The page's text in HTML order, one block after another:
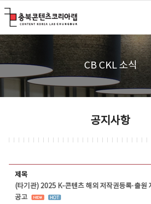
CB CKL 소식
공지사항
제목
(타기관) 2025 K-콘텐츠 해외 저작권등록·출원
공고